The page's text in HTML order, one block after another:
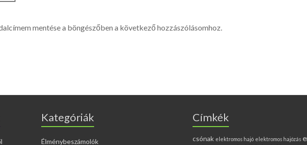
mentése a böngészőben a következő hozzászólásomhoz.
Kategóriák
Élménybeszámolók
Címkék
csónak elektromos hajó elektromos hajózás